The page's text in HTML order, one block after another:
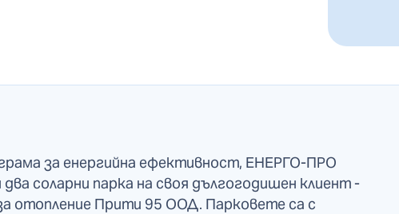
за енергийна ефективност, ЕНЕРГО-ПРО
два соларни парка на своя дългогодишен клиент -
отопление Прити 95 ООД. Парковете са с